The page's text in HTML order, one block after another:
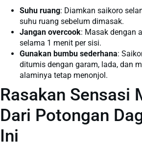
Suhu ruang: Diamkan saikoro
suhu ruang sebelum dimasak.
Jangan overcook: Masak dengan
selama 1 menit per sisi.
Gunakan bumbu sederhana:
ditumis dengan garam, lada, dan
alaminya tetap menonjol.
Rasakan Sensasi
Dari Potongan
Ini